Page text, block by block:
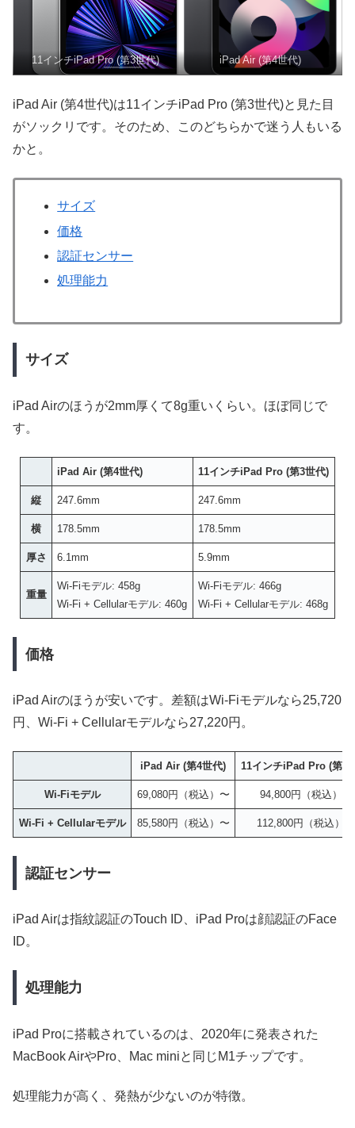
11インチiPad Pro (第3世代) iPad Air (第4世代)
iPad Air (第4世代)は11インチiPad Pro (第3世代)と見た目
がソックリです。そのため、このどちらかで迷う人もいる
かと。
サイズ
価格
認証センサー
処理能力
サイズ
iPad Airのほうが2mm厚くて8g重いくらい。ほぼ同じで
す。
iPad Air (第4世代) 11インチiPad Pro (第3世代)
縦 247.6mm 247.6mm
横 178.5mm 178.5mm
厚さ 6.1mm 5.9mm
重量
Wi-Fiモデル: 458g
Wi-Fi + Cellularモデル: 460g
Wi-Fiモデル: 466g
Wi-Fi + Cellularモデル: 468g
価格
iPad Airのほうが安いです。差額はWi-Fiモデルなら25,720
円、Wi-Fi + Cellularモデルなら27,220円。
iPad Air (第4世代) 11インチiPad Pro (第3
Wi-Fiモデル 69,080円（税込）〜 94,800円（税込）〜
Wi-Fi + Cellularモデル 85,580円（税込）〜 112,800円（税込）〜
認証センサー
iPad Airは指紋認証のTouch ID、iPad Proは顔認証のFace
ID。
処理能力
iPad Proに搭載されているのは、2020年に発表された
MacBook AirやPro、Mac miniと同じM1チップです。
処理能力が高く、発熱が少ないのが特徴。